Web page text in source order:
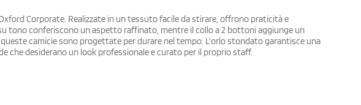
Corporate. Realizzate in un tessuto facile da stirare, offrono praticità e
tono conferiscono un aspetto raffinato, mentre il collo a 2 bottoni aggiunge un
camicie sono progettate per durare nel tempo. L'orlo stondato garantisce una
che desiderano un look professionale e curato per il proprio staff.